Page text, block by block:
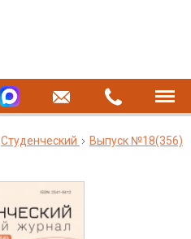
Студенческий
Выпуск №18(356)